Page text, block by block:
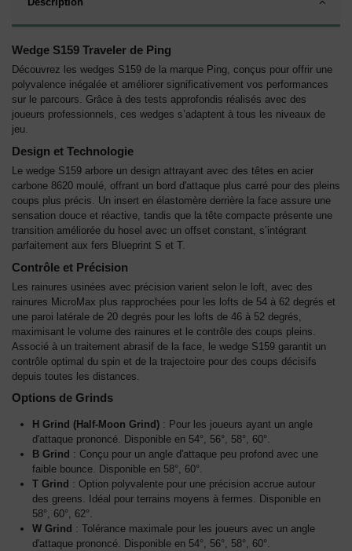
Wedge S159 Traveler de Ping
Découvrez les wedges S159 de la marque Ping, conçus pour offrir une
polyvalence inégalée et améliorer significativement vos performances
sur le parcours. Grâce à des tests approfondis réalisés avec des
joueurs professionnels, ces wedges s’adaptent à tous les niveaux de
jeu.
Design et Technologie
Le wedge S159 arbore un design attrayant avec des têtes en acier
carbone 8620 moulé, offrant un bord d'attaque plus carré pour des pleins
coups plus précis. Un insert en élastomère derrière la face assure une
sensation douce et réactive, tandis que la tête compacte présente une
transition améliorée du hosel avec un offset constant, s’intégrant
parfaitement aux fers Blueprint S et T.
Contrôle et Précision
Les rainures usinées avec précision varient selon le loft, avec des
rainures MicroMax plus rapprochées pour les lofts de 54 à 62 degrés et
une paroi latérale de 20 degrés pour les lofts de 46 à 52 degrés,
maximisant le volume des rainures et le contrôle des coups pleins.
Associé à un traitement abrasif de la face, le wedge S159 garantit un
contrôle optimal du spin et de la trajectoire pour des coups décisifs
depuis toutes les distances.
Options de Grinds
H Grind (Half-Moon Grind) : Pour les joueurs ayant un angle
d'attaque prononcé. Disponible en 54°, 56°, 58°, 60°.
B Grind : Conçu pour un angle d'attaque peu profond avec une
faible bounce. Disponible en 58°, 60°.
T Grind : Option polyvalente pour une précision accrue autour
des greens. Idéal pour terrains moyens à fermes. Disponible en
58°, 60°, 62°.
W Grind : Tolérance maximale pour les joueurs avec un angle
d'attaque prononcé. Disponible en 54°, 56°, 58°, 60°.